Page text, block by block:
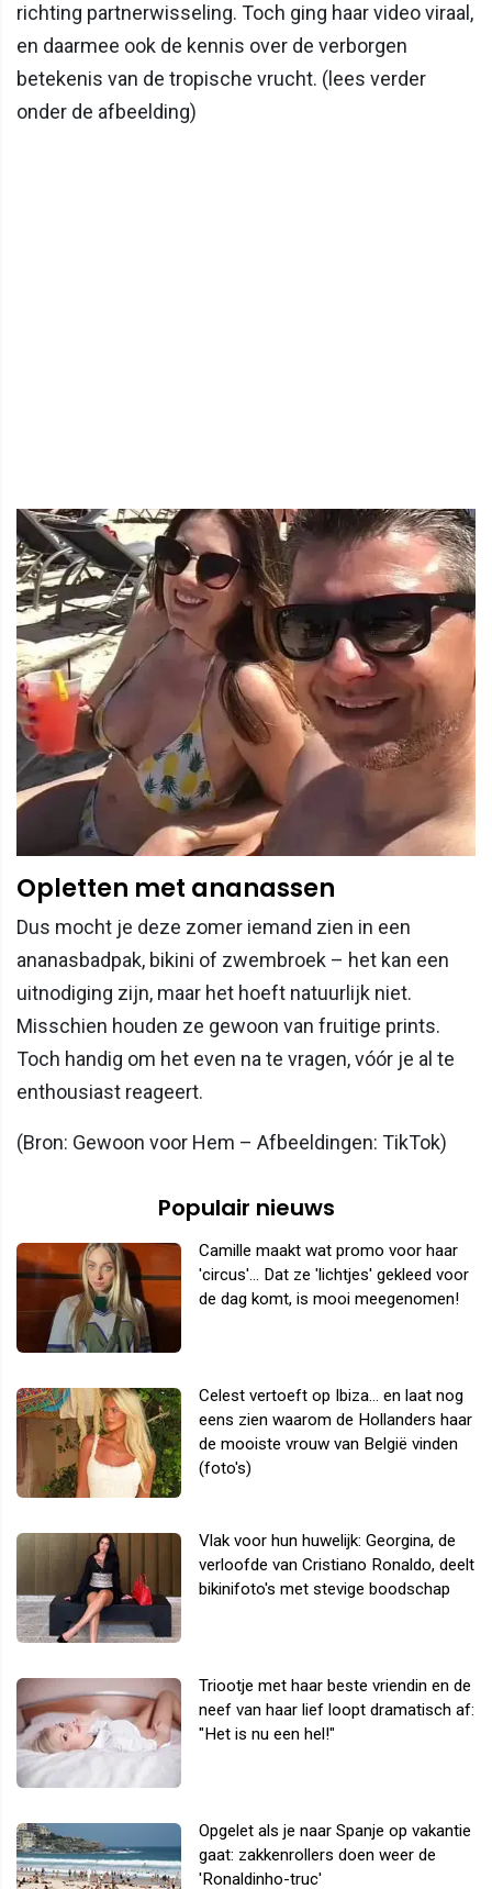
richting partnerwisseling. Toch ging haar video viraal,
en daarmee ook de kennis over de verborgen
betekenis van de tropische vrucht. (lees verder
onder de afbeelding)
Opletten met ananassen
Dus mocht je deze zomer iemand zien in een
ananasbadpak, bikini of zwembroek – het kan een
uitnodiging zijn, maar het hoeft natuurlijk niet.
Misschien houden ze gewoon van fruitige prints.
Toch handig om het even na te vragen, vóór je al te
enthousiast reageert.
(Bron: Gewoon voor Hem – Afbeeldingen: TikTok)
Populair nieuws
Camille maakt wat promo voor haar
'circus'... Dat ze 'lichtjes' gekleed voor
de dag komt, is mooi meegenomen!
Celest vertoeft op Ibiza... en laat nog
eens zien waarom de Hollanders haar
de mooiste vrouw van België vinden
(foto's)
Vlak voor hun huwelijk: Georgina, de
verloofde van Cristiano Ronaldo, deelt
bikinifoto's met stevige boodschap
Triootje met haar beste vriendin en de
neef van haar lief loopt dramatisch af:
"Het is nu een hel!"
Opgelet als je naar Spanje op vakantie
gaat: zakkenrollers doen weer de
'Ronaldinho-truc'